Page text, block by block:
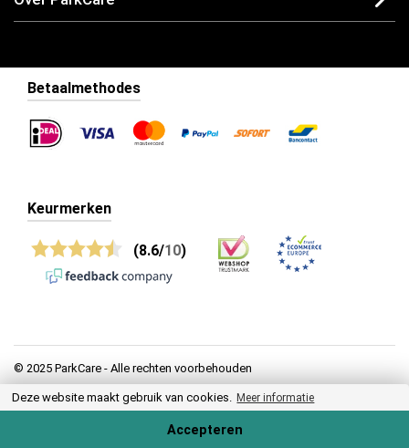
Betaalmethodes
Keurmerken
(8.6/10)
© 2025 ParkCare - Alle rechten voorbehouden
Privacy
Deze website maakt gebruik van cookies. Meer informatie
Accepteren